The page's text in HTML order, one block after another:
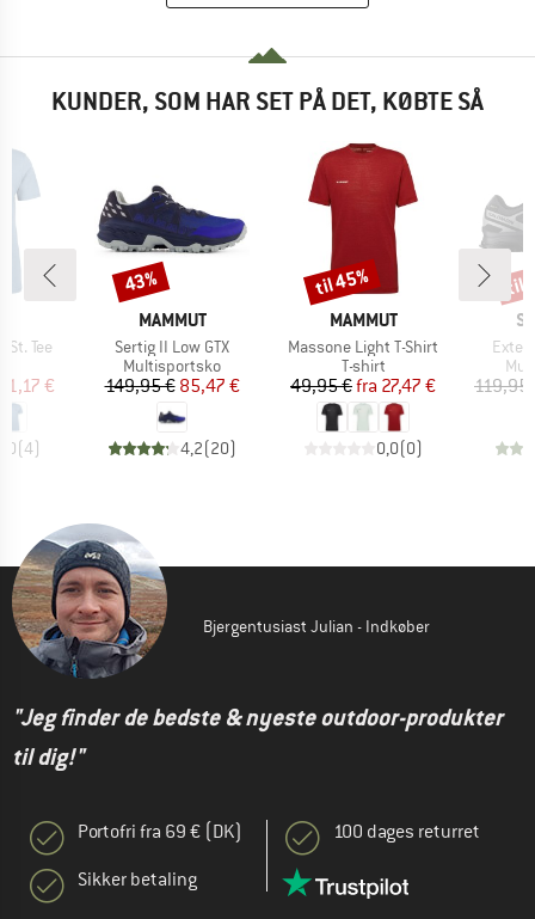
KUNDER, SOM HAR SET PÅ DET, KØBTE SÅ
Tee
pris
€
(4)
MÆRKE
MAMMUT
Artikel
Sertig II Low GTX
Produktgruppe
Multisportsko
Pris
149,95 €Nedsat pris
85,47 €
4,2(20)
Rabat
43%
MÆRKE
MAMMUT
Artikel
Massone Light T-Shirt
Produktgruppe
T-shirt
Pris
49,95 € Nedsat pris
fra 27,47 €
0,0(0)
Rabat
til 45%
Artikel
119,95
til
Bjergentusiast Julian - Indkøber
"Jeg finder de bedste & nyeste outdoor-produkter
til dig!"
Portofri fra 69 € (DK)
Sikker betaling
100 dages returret